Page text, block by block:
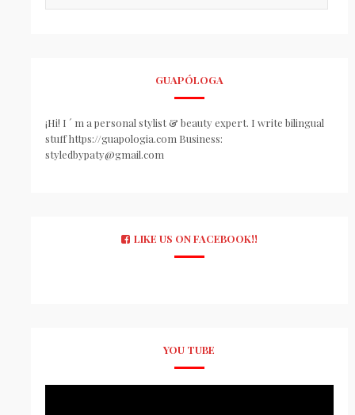
GUAPÓLOGA
¡Hi! I ´ m a personal stylist & beauty expert. I write bilingual
stuff https://guapologia.com Business:
styledbypaty@gmail.com
LIKE US ON FACEBOOK!!
YOU TUBE